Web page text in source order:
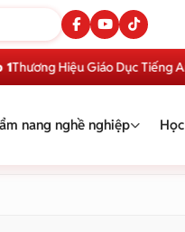
Hiệu Giáo Dục Tiếng Anh
nang nghề nghiệp